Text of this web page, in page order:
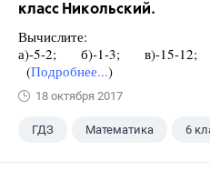
класс Никольский.
Вычислите:
а)-5-2; б)-1-3; в)-15-12;
(Подробнее...)
18 октября 2017
ГДЗ Математика 6